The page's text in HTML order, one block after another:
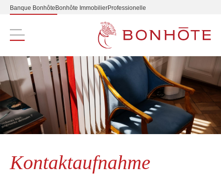
Banque Bonhôte Bonhôte ImmobilierProfessionelle
Navigation principale
Kontaktaufnahme